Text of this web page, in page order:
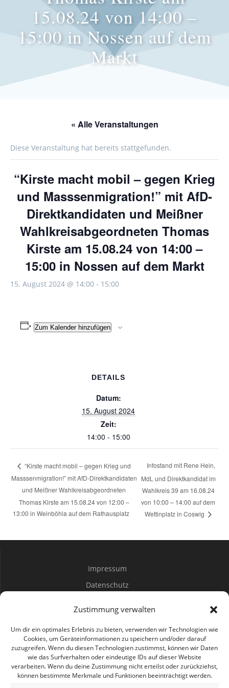
Zustimmung verwalten
Um dir ein optimales Erlebnis zu bieten, verwenden wir Technologien wie
Cookies, um Geräteinformationen zu speichern und/oder darauf
zuzugreifen. Wenn du diesen Technologien zustimmst, können wir Daten
wie das Surfverhalten oder eindeutige IDs auf dieser Website
verarbeiten. Wenn du deine Zustimmung nicht erteilst oder zurückziehst,
können bestimmte Merkmale und Funktionen beeinträchtigt werden.
15.08.24 von 14:00 –
15:00 in Nossen auf dem
Markt
« Alle Veranstaltungen
Diese Veranstaltung hat bereits stattgefunden.
“Kirste macht mobil – gegen Krieg
und Masssenmigration!” mit AfD-
Direktkandidaten und Meißner
Wahlkreisabgeordneten Thomas
Kirste am 15.08.24 von 14:00 –
15:00 in Nossen auf dem Markt
15. August 2024 @ 14:00 - 15:00
Zum Kalender hinzufügen
DETAILS
Datum:
15. August 2024
Zeit:
14:00 - 15:00
“Kirste macht mobil – gegen Krieg und
Masssenmigration!” mit AfD-Direktkandidaten
und Meißner Wahlkreisabgeordneten
Thomas Kirste am 15.08.24 von 12:00 –
13:00 in Weinböhla auf dem Rathausplatz
Infostand mit Rene Hein,
MdL und Direktkandidat im
Wahlkreis 39 am 16.08.24
von 10:00 – 14:00 auf dem
Wettinplatz in Coswig
Impressum
Datenschutz
Mitwirken
Bürgerbüro Coswig
Bürgerbüro Lommatzsch